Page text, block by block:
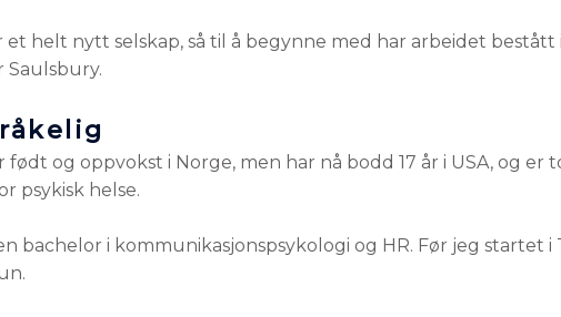
et helt nytt selskap, så til å begynne med har arbeidet
Saulsbury.
født og oppvokst i Norge, men har nå bodd 17 år i USA, og
psykisk helse.
bachelor i kommunikasjonspsykologi og HR. Før jeg